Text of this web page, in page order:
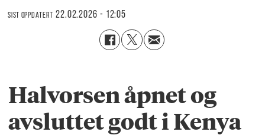
SIST OPPDATERT 22.02.2026 - 12:05
Halvorsen åpnet og
avsluttet godt i Kenya